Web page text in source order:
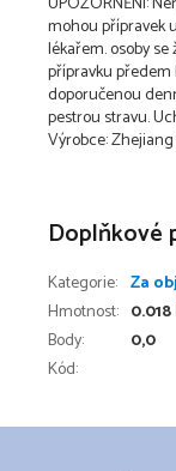
mohou přípravek
lékařem. osoby
přípravku předem
doporučenou
pestrou stravu.
Výrobce:
Doplňkové
Kategorie: Za
Hmotnost:
Body:
0,0
Kód: